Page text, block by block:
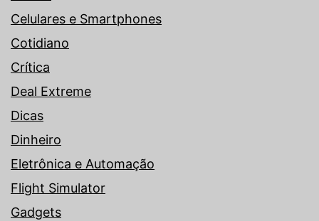
Celulares e Smartphones
Cotidiano
Crítica
Deal Extreme
Dicas
Dinheiro
Eletrônica e Automação
Flight Simulator
Gadgets